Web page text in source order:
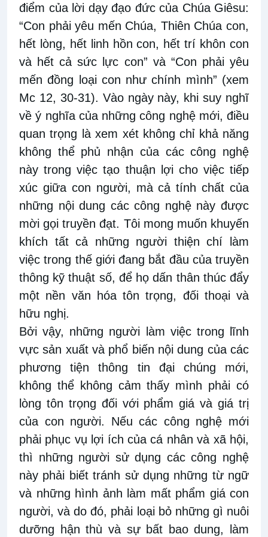
điểm của lời dạy đạo đức của Chúa Giêsu:
“Con phải yêu mến Chúa, Thiên Chúa con,
hết lòng, hết linh hồn con, hết trí khôn con
và hết cả sức lực con” và “Con phải yêu
mến đồng loại con như chính mình” (xem
Mc 12, 30-31). Vào ngày này, khi suy nghĩ
về ý nghĩa của những công nghệ mới, điều
quan trọng là xem xét không chỉ khả năng
không thể phủ nhận của các công nghệ
này trong việc tạo thuận lợi cho việc tiếp
xúc giữa con người, mà cả tính chất của
những nội dung các công nghệ này được
mời gọi truyền đạt. Tôi mong muốn khuyến
khích tất cả những người thiện chí làm
việc trong thế giới đang bắt đầu của truyền
thông kỹ thuật số, để họ dấn thân thúc đẩy
một nền văn hóa tôn trọng, đối thoại và
hữu nghị.
Bởi vậy, những người làm việc trong lĩnh
vực sản xuất và phổ biến nội dung của các
phương tiện thông tin đại chúng mới,
không thể không cảm thấy mình phải có
lòng tôn trọng đối với phẩm giá và giá trị
của con người. Nếu các công nghệ mới
phải phục vụ lợi ích của cá nhân và xã hội,
thì những người sử dụng các công nghệ
này phải biết tránh sử dụng những từ ngữ
và những hình ảnh làm mất phẩm giá con
người, và do đó, phải loại bỏ những gì nuôi
dưỡng hận thù và sự bất bao dung, làm